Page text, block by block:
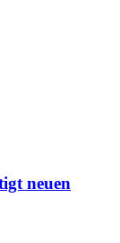
neuen